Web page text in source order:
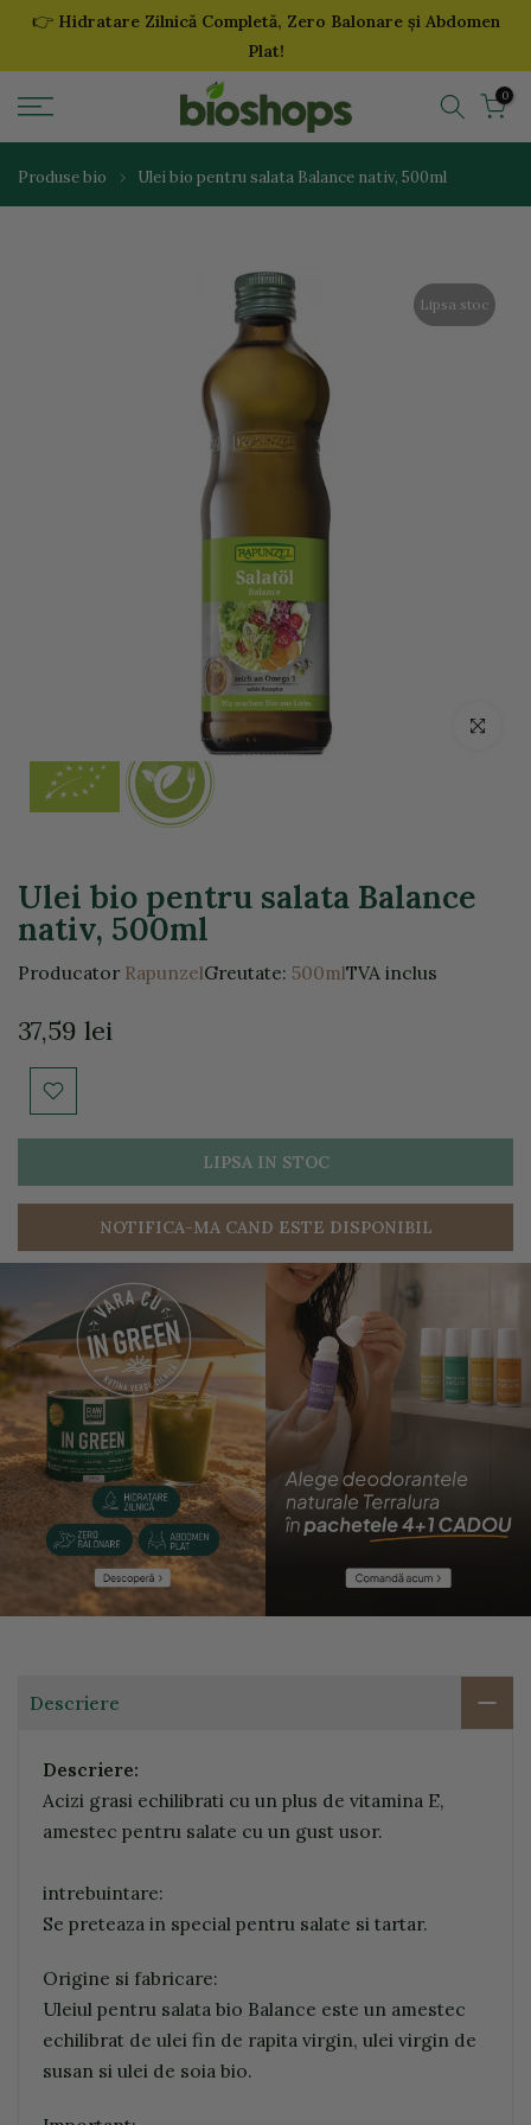
Sari
👉 Hidratare Zilnică Completă, Zero Balonare și Abdomen
Plat!
0
Produse bio Ulei bio pentru salata Balance nativ, 500ml
Lipsa stoc
Click
Ulei bio pentru salata Balance
nativ, 500ml
Producator RapunzelGreutate: 500mlTVA inclus
37,59 lei
LIPSA IN STOC
NOTIFICA-MA CAND ESTE DISPONIBIL
Descriere
Descriere:
Acizi grasi echilibrati cu un plus de vitamina E,
amestec pentru salate cu un gust usor.
intrebuintare:
Se preteaza in special pentru salate si tartar.
Origine si fabricare:
Uleiul pentru salata bio Balance este un amestec
echilibrat de ulei fin de rapita virgin, ulei virgin de
susan si ulei de soia bio.